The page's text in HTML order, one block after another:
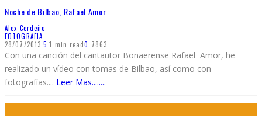
Noche de Bilbao, Rafael Amor
Alex Cerdeño
FOTOGRAFIA
28/07/2013 5 1 min read0 7863
Con una canción del cantautor Bonaerense Rafael Amor, he
realizado un vídeo con tomas de Bilbao, así como con
fotografías.... Leer Mas........